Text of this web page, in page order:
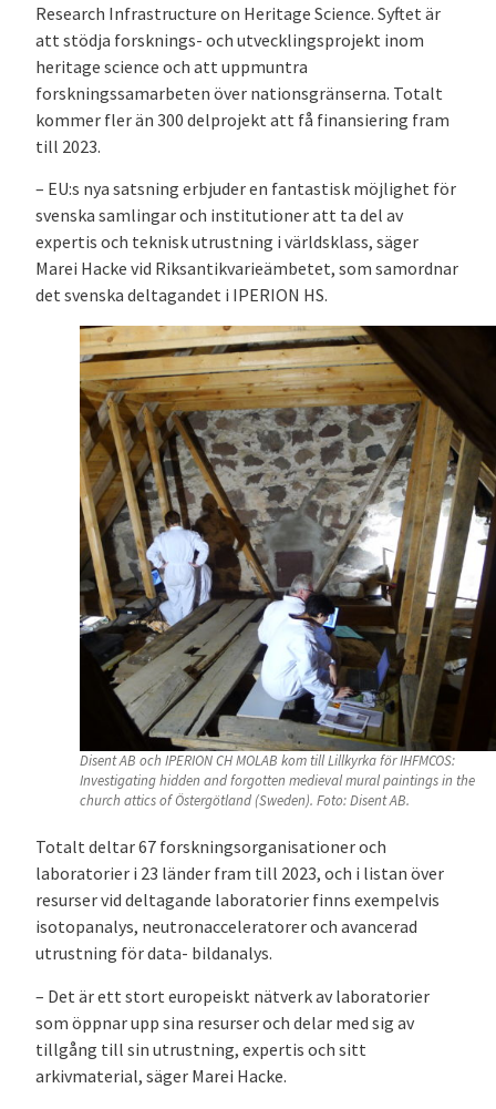
Research Infrastructure on Heritage Science. Syftet är
att stödja forsknings- och utvecklingsprojekt inom
heritage science och att uppmuntra
forskningssamarbeten över nationsgränserna. Totalt
kommer fler än 300 delprojekt att få finansiering fram
till 2023.
– EU:s nya satsning erbjuder en fantastisk möjlighet för
svenska samlingar och institutioner att ta del av
expertis och teknisk utrustning i världsklass, säger
Marei Hacke vid Riksantikvarieämbetet, som samordnar
det svenska deltagandet i IPERION HS.
Disent AB och IPERION CH MOLAB kom till Lillkyrka för IHFMCOS:
Investigating hidden and forgotten medieval mural paintings in the
church attics of Östergötland (Sweden). Foto: Disent AB.
Totalt deltar 67 forskningsorganisationer och
laboratorier i 23 länder fram till 2023, och i listan över
resurser vid deltagande laboratorier finns exempelvis
isotopanalys, neutronacceleratorer och avancerad
utrustning för data- bildanalys.
– Det är ett stort europeiskt nätverk av laboratorier
som öppnar upp sina resurser och delar med sig av
tillgång till sin utrustning, expertis och sitt
arkivmaterial, säger Marei Hacke.